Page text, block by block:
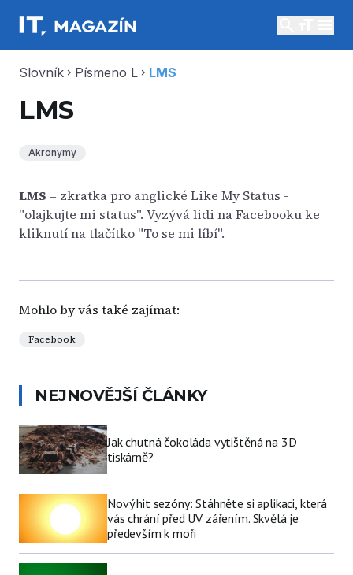
Slovník chevron_right Písmeno L chevron_right LMS
LMS
Akronymy
LMS = zkratka pro anglické Like My Status -
"olajkujte mi status". Vyzývá lidi na Facebooku ke
kliknutí na tlačítko "To se mi líbí".
Mohlo by vás také zajímat:
Facebook
NEJNOVĚJŠÍ ČLÁNKY
Jak chutná čokoláda vytištěná na 3D
tiskárně?
Nový hit sezóny: Stáhněte si aplikaci, která
vás chrání před UV zářením. Skvělá je
především k moři